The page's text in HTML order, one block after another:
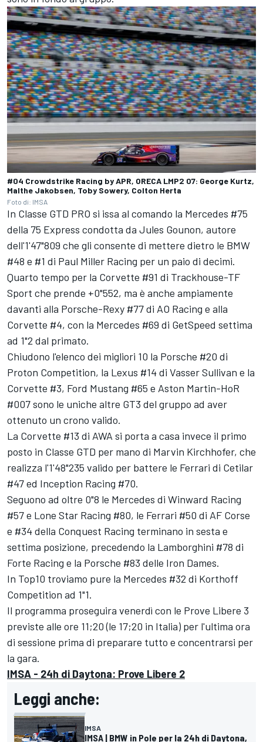
#04 Crowdstrike Racing by APR, ORECA LMP2 07: George Kurtz,
Malthe Jakobsen, Toby Sowery, Colton Herta
Foto di: IMSA
In Classe GTD PRO si issa al comando la Mercedes #75
della 75 Express condotta da Jules Gounon, autore
dell'1'47"809 che gli consente di mettere dietro le BMW
#48 e #1 di Paul Miller Racing per un paio di decimi.
Quarto tempo per la Corvette #91 di Trackhouse-TF
Sport che prende +0"552, ma è anche ampiamente
davanti alla Porsche-Rexy #77 di AO Racing e alla
Corvette #4, con la Mercedes #69 di GetSpeed settima
ad 1"2 dal primato.
Chiudono l'elenco dei migliori 10 la Porsche #20 di
Proton Competition, la Lexus #14 di Vasser Sullivan e la
Corvette #3, Ford Mustang #65 e Aston Martin-HoR
#007 sono le uniche altre GT3 del gruppo ad aver
ottenuto un crono valido.
La Corvette #13 di AWA si porta a casa invece il primo
posto in Classe GTD per mano di Marvin Kirchhofer, che
realizza l'1'48"235 valido per battere le Ferrari di Cetilar
#47 ed Inception Racing #70.
Seguono ad oltre 0"8 le Mercedes di Winward Racing
#57 e Lone Star Racing #80, le Ferrari #50 di AF Corse
e #34 della Conquest Racing terminano in sesta e
settima posizione, precedendo la Lamborghini #78 di
Forte Racing e la Porsche #83 delle Iron Dames.
In Top10 troviamo pure la Mercedes #32 di Korthoff
Competition ad 1"1.
Il programma proseguira venerdì con le Prove Libere 3
previste alle ore 11;20 (le 17;20 in Italia) per l'ultima ora
di sessione prima di preparare tutto e concentrarsi per
la gara.
IMSA - 24h di Daytona: Prove Libere 2
Leggi anche:
IMSA
IMSA | BMW in Pole per la 24h di Daytona,